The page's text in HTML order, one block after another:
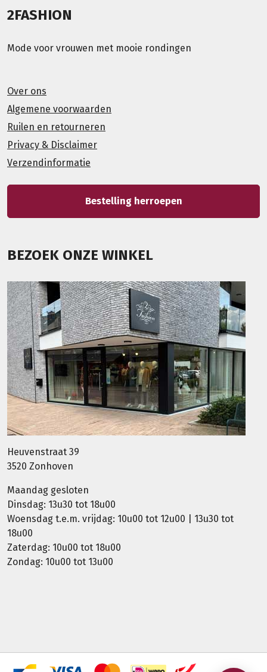
2FASHION
Mode voor vrouwen met mooie rondingen
Over ons
Algemene voorwaarden
Ruilen en retourneren
Privacy & Disclaimer
Verzendinformatie
Bestelling herroepen
BEZOEK ONZE WINKEL
Heuvenstraat 39
3520 Zonhoven
Maandag gesloten
Dinsdag: 13u30 tot 18u00
Woensdag t.e.m. vrijdag: 10u00 tot 12u00 | 13u30 tot
18u00
Zaterdag: 10u00 tot 18u00
Zondag: 10u00 tot 13u00